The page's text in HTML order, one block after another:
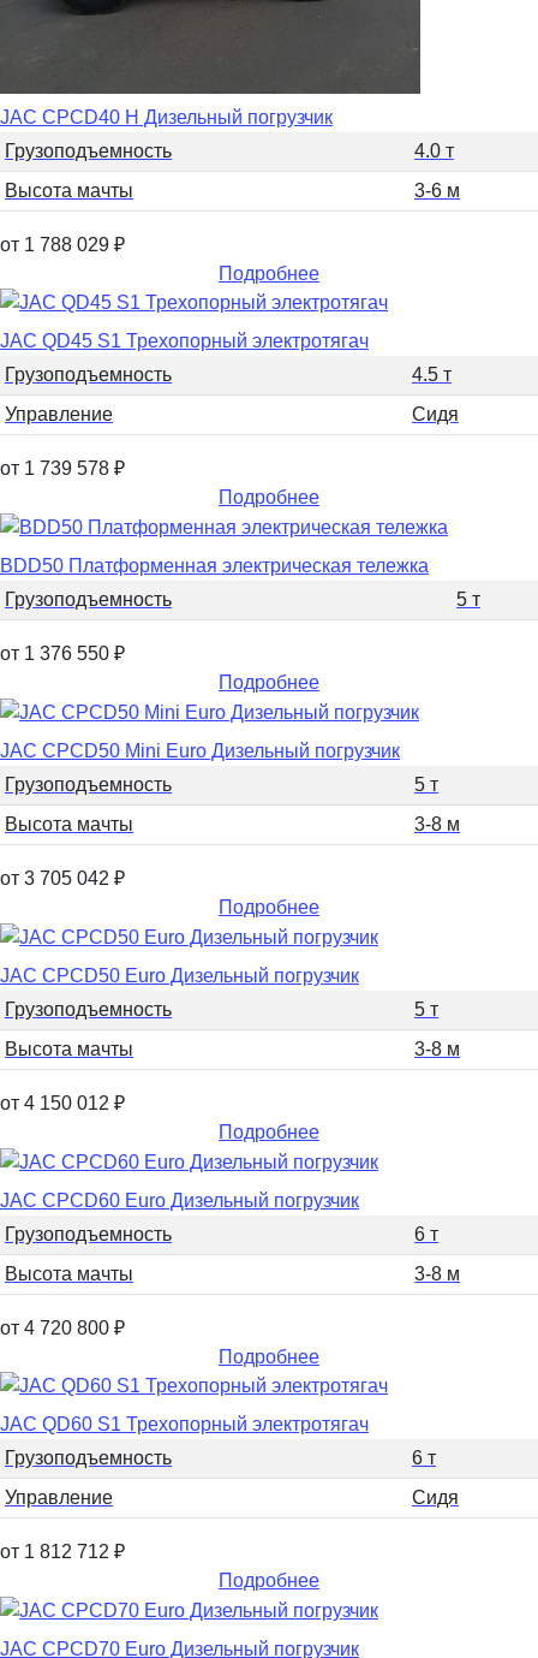
JAC CPCD40 H Дизельный погрузчик
Грузоподъемность
4.0 т
Высота мачты
3-6 м
от 1 788 029 ₽
Подробнее
JAC QD45 S1 Трехопорный электротягач
Грузоподъемность
4.5 т
Управление
Сидя
от 1 739 578 ₽
Подробнее
BDD50 Платформенная электрическая тележка
Грузоподъемность
5 т
от 1 376 550 ₽
Подробнее
JAC CPCD50 Mini Euro Дизельный погрузчик
Грузоподъемность
5 т
Высота мачты
3-8 м
от 3 705 042 ₽
Подробнее
JAC CPCD50 Euro Дизельный погрузчик
Грузоподъемность
5 т
Высота мачты
3-8 м
от 4 150 012 ₽
Подробнее
JAC CPCD60 Euro Дизельный погрузчик
Грузоподъемность
6 т
Высота мачты
3-8 м
от 4 720 800 ₽
Подробнее
JAC QD60 S1 Трехопорный электротягач
Грузоподъемность
6 т
Управление
Сидя
от 1 812 712 ₽
Подробнее
JAC CPCD70 Euro Дизельный погрузчик